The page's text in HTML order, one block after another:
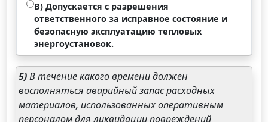
В) Допускается с разрешения
ответственного за исправное состояние и
безопасную эксплуатацию тепловых
энергоустановок.
5)В течение какого времени должен
восполняться аварийный запас расходных
материалов, использованных оперативным
персоналом для ликвидации повреждений